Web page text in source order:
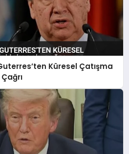
Küresel Çatışma